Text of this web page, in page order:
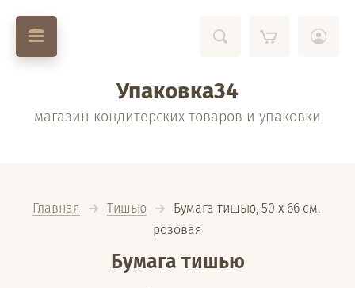
Упаковка34
магазин кондитерских товаров и упаковки
Главная Тишью
  Бумага тишью, 50 х 66 см,
розовая
Бумага тишью